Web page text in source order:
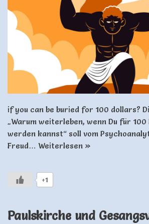
if you can be buried for 100 dollars?
„Warum weiterleben, wenn Du für
werden kannst“ soll vom
Freud… Weiterlesen »
+1
Paulskirche und